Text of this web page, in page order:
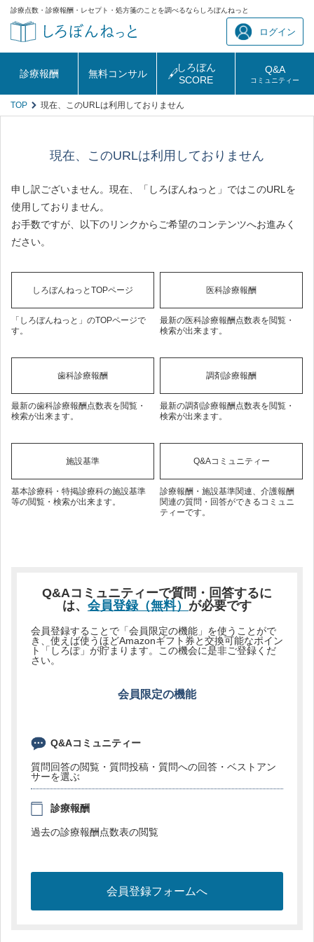
診療点数・診療報酬・レセプト・処方箋のことを調べるならしろぼんねっと
ログイン
診療報酬 無料コンサル
しろぼん
SCORE
Q&A
コミュニティー
TOP 現在、このURLは利用しておりません
現在、このURLは利用しておりません
申し訳ございません。現在、「しろぼんねっと」ではこのURLを
使用しておりません。
お手数ですが、以下のリンクからご希望のコンテンツへお進みく
ださい。
しろぼんねっとTOPページ
「しろぼんねっと」のTOPページで
す。
医科診療報酬
最新の医科診療報酬点数表を閲覧・
検索が出来ます。
歯科診療報酬
最新の歯科診療報酬点数表を閲覧・
検索が出来ます。
調剤診療報酬
最新の調剤診療報酬点数表を閲覧・
検索が出来ます。
施設基準
基本診療科・特掲診療科の施設基準
等の閲覧・検索が出来ます。
Q&Aコミュニティー
診療報酬・施設基準関連、介護報酬
関連の質問・回答ができるコミュニ
ティーです。
Q&Aコミュニティーで質問・回答するに
は、 会員登録（無料） が必要です
会員登録することで「会員限定の機能」を使うことがで
き、使えば使うほどAmazonギフト券と交換可能なポイン
ト「しろぽ」が貯まります。この機会に是非ご登録くだ
さい。
会員限定の機能
Q&Aコミュニティー
質問回答の閲覧・質問投稿・質問への回答・ベストアン
サーを選ぶ
診療報酬
過去の診療報酬点数表の閲覧
会員登録フォームへ